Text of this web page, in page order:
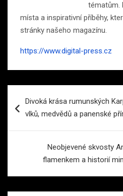
tématům.
místa a inspirativní příběhy,
stránky našeho magazínu.
https://www.digital-press.cz
proDivoká krása rumunských
vlků, medvědů a panenské
Neobjevené skvosty
flamenkem a historií